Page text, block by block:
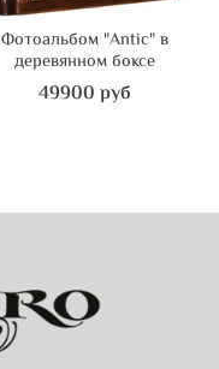
Фотоальбом "Antic" в
деревянном боксе
49900 руб